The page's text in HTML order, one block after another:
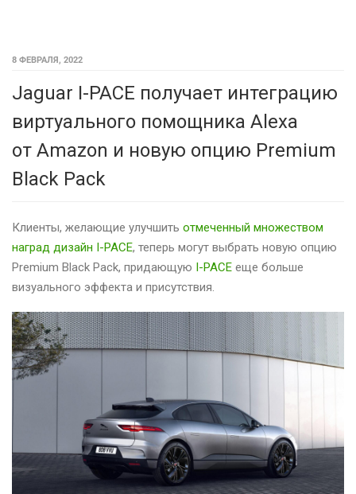
8 ФЕВРАЛЯ, 2022
Jaguar I-PACE получает интеграцию
виртуального помощника Alexa
от Amazon и новую опцию Premium
Black Pack
Клиенты, желающие улучшить отмеченный множеством
наград дизайн I-PACE, теперь могут выбрать новую опцию
Premium Black Pack, придающую I-PACE еще больше
визуального эффекта и присутствия.